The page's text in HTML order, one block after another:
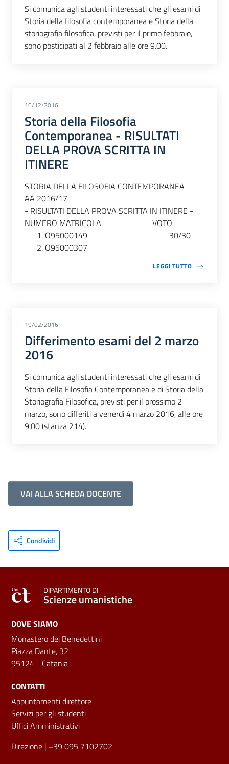
Si comunica agli studenti interessati che gli esami di
Storia della filosofia contemporanea e Storia della
storiografia filosofica, previsti per il primo febbraio,
sono posticipati al 2 febbraio alle ore 9.00.
16/12/2016
Storia della Filosofia
Contemporanea - RISULTATI
DELLA PROVA SCRITTA IN
ITINERE
STORIA DELLA FILOSOFIA CONTEMPORANEA
AA 2016/17
- RISULTATI DELLA PROVA SCRITTA IN ITINERE -
NUMERO MATRICOLA VOTO
O95000149 30/30
O95000307
LEGGI TUTTO
19/02/2016
Differimento esami del 2 marzo
2016
Si comunica agli studenti interessati che gli esami di
Storia della Filosofia Contemporanea e di Storia della
Storiografia Filosofica, previsti per il prossimo 2
marzo, sono differiti a venerdì 4 marzo 2016, alle ore
9.00 (stanza 214).
VAI ALLA SCHEDA DOCENTE
Condividi
DIPARTIMENTO DI
Scienze umanistiche
DOVE SIAMO
Monastero dei Benedettini
Piazza Dante, 32
95124 - Catania
CONTATTI
Appuntamenti direttore
Servizi per gli studenti
Uffici Amministrativi
Direzione | +39 095 7102702